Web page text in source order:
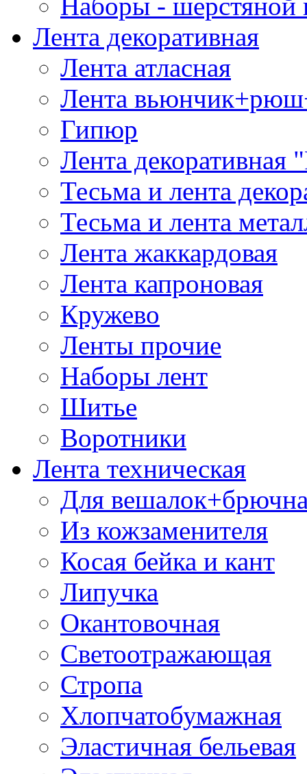
Лента декоративная
Лента атласная
Лента
Гипюр
Лента декоративная
Тесьма и лента
Тесьма и лента
Лента жаккардовая
Лента капроновая
Кружево
Ленты прочие
Наборы лент
Шитье
Воротники
Лента техническая
Для
Из кожзаменителя
Косая бейка и кант
Липучка
Окантовочная
Светоотражающая
Стропа
Хлопчатобумажная
Эластичная бельевая